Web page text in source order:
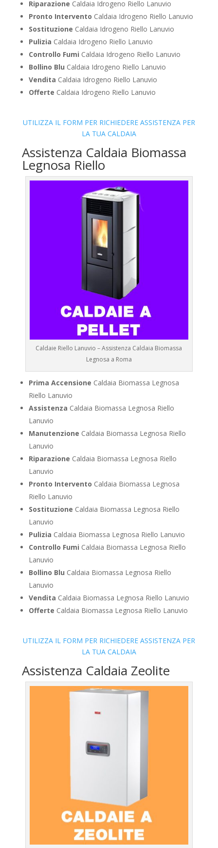
Riparazione Caldaia Idrogeno Riello Lanuvio
Pronto Intervento Caldaia Idrogeno Riello Lanuvio
Sostituzione Caldaia Idrogeno Riello Lanuvio
Pulizia Caldaia Idrogeno Riello Lanuvio
Controllo Fumi Caldaia Idrogeno Riello Lanuvio
Bollino Blu Caldaia Idrogeno Riello Lanuvio
Vendita Caldaia Idrogeno Riello Lanuvio
Offerte Caldaia Idrogeno Riello Lanuvio
UTILIZZA IL FORM PER RICHIEDERE ASSISTENZA PER
LA TUA CALDAIA
Assistenza Caldaia Biomassa
Legnosa Riello
Caldaie Riello Lanuvio – Assistenza Caldaia Biomassa
Legnosa a Roma
Prima Accensione Caldaia Biomassa Legnosa
Riello Lanuvio
Assistenza Caldaia Biomassa Legnosa Riello
Lanuvio
Manutenzione Caldaia Biomassa Legnosa Riello
Lanuvio
Riparazione Caldaia Biomassa Legnosa Riello
Lanuvio
Pronto Intervento Caldaia Biomassa Legnosa
Riello Lanuvio
Sostituzione Caldaia Biomassa Legnosa Riello
Lanuvio
Pulizia Caldaia Biomassa Legnosa Riello Lanuvio
Controllo Fumi Caldaia Biomassa Legnosa Riello
Lanuvio
Bollino Blu Caldaia Biomassa Legnosa Riello
Lanuvio
Vendita Caldaia Biomassa Legnosa Riello Lanuvio
Offerte Caldaia Biomassa Legnosa Riello Lanuvio
UTILIZZA IL FORM PER RICHIEDERE ASSISTENZA PER
LA TUA CALDAIA
Assistenza Caldaia Zeolite